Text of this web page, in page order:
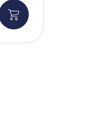
Добавить
в
корзину